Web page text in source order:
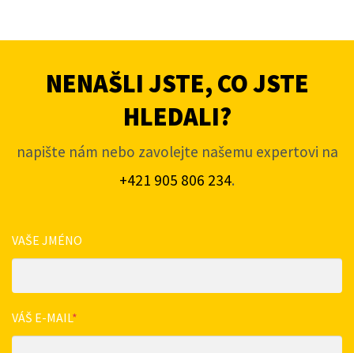
NENAŠLI JSTE, CO JSTE
HLEDALI?
napište nám nebo zavolejte našemu expertovi na
+421 905 806 234.
VAŠE JMÉNO
VÁŠ E-MAIL*